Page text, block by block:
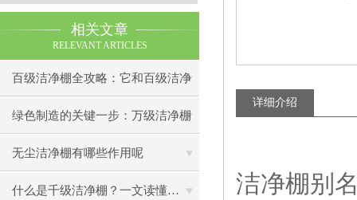
相关文章
RELEVANT ARTICLES
百级洁净棚全攻略：它和百级洁净
室到底有什么区别？
绿色制造的关键一步：万级洁净棚
助力环保型半导体产业发展
无尘洁净棚有哪些作用呢
什么是千级洁净棚？一文读懂其结构特点与局部净化优势
详细介绍
洁净棚别